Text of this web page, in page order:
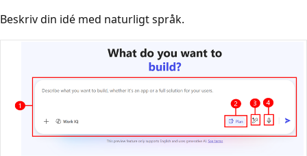
Beskriv din idé med naturligt språk.